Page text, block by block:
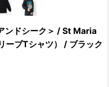
ンドシーク＞ / St Maria
ブTシャツ） / ブラック